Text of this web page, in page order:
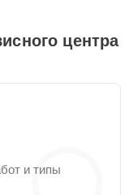
центра
и типы